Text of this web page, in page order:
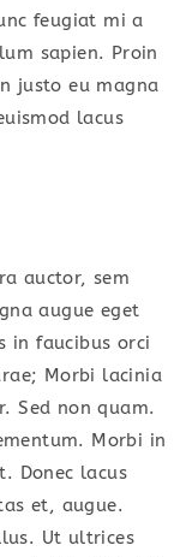
feugiat mi a
sapien. Proin
justo eu magna
lacus
auctor, sem
augue eget
in faucibus orci
Morbi lacinia
Sed non quam.
Morbi in
Donec lacus
et, augue.
Ut ultrices